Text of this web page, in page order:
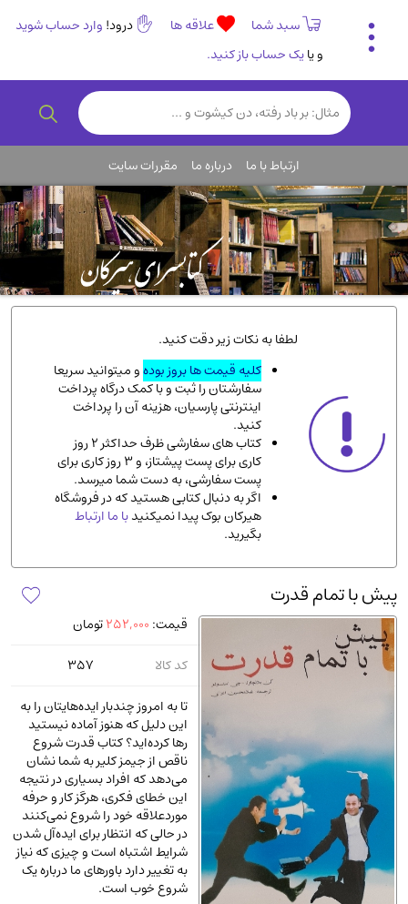
سبد شما علاقه ها درود! وارد حساب شوید
و یایک حساب باز کنید.
تاریخی و فرهنگی
(838)
رمان و داستان ایرانی(307)
روانشناسی(357)
انگلیسی و زبان خارجی(14)
کودکان و نوجوانان(76)
کتب نادر و کمیاب(19)
روانشناسی(112)
طب گیاهی و سنتی(45)
فلسفه و جامعه شناسی(151)
ادبیات و شعر
ادیان و مذاهب
دانشگاهی و آموزشی
اقتصادی، بازاریابی و مالی(56)
پزشکی(140)
کامپیوتر و نرم افزار(13)
ورزشی و تربیت بدنی
آشپزی و خوراکی (25)
رمان و داستان خارجی(489)
حقوقی و قانون(47)
کتاب های مصور رنگی و گلاسه
(23)
عرفانی و سلوک
(45)
الکترونیک
(11)
دایره المعارف و فرهنگ(13)
ارتباط با ما درباره ما مقررات سایت
لطفا به نکات زیر دقت کنید.
کلیه قیمت ها بروز بودهو میتوانید سریعا
سفارشتان را ثبت و با کمک درگاه پرداخت
اینترنتی پارسیان، هزینه آن را پرداخت
کنید.
کتاب های سفارشی ظرف حداکثر 2 روز
کاری برای پست پیشتاز، و 3 روز کاری برای
پست سفارشی، به دست شما میرسد.
اگر به دنبال کتابی هستید که در فروشگاه
هیرکان بوک پیدا نمیکنیدبا ما ارتباط
بگیرید.
پیش با تمام قدرت
قیمت: 252,000تومان
کد کالا
357
تا به امروز چندبار ایده‌هایتان را به
این دلیل که هنوز آماده نیستید
رها کرده‌اید؟ کتاب قدرت شروع
ناقص از جیمز کلیر به شما نشان
می‌دهد که افراد بسیاری در نتیجه
این خطای فکری، هرگز کار و حرفه
موردعلاقه خود را شروع نمی‌کنند
در حالی که انتظار برای ایده‌آل شدن
شرایط اشتباه است و چیزی که نیاز
به تغییر دارد باورهای ما درباره یک
شروع خوب است.